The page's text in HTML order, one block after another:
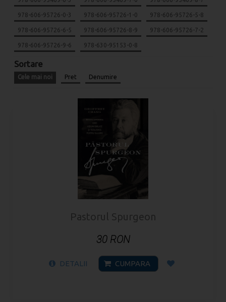
978-606-95726-0-3 978-606-95726-1-0 978-606-95726-5-8
978-606-95726-6-5 978-606-95726-8-9 978-606-95726-7-2
978-606-95726-9-6 978-630-95153-0-8
Sortare
Cele mai noi Pret Denumire
Pastorul Spurgeon
30 RON
DETALII CUMPARA